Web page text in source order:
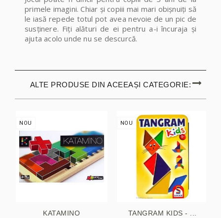
primele imagini. Chiar și copiii mai mari obișnuiți să
le iasă repede totul pot avea nevoie de un pic de
susținere. Fiți alături de ei pentru a-i încuraja și
ajuta acolo unde nu se descurcă.
ALTE PRODUSE DIN ACEEAȘI CATEGORIE:
NOU
KATAMINO
NOU
TANGRAM KIDS - ...